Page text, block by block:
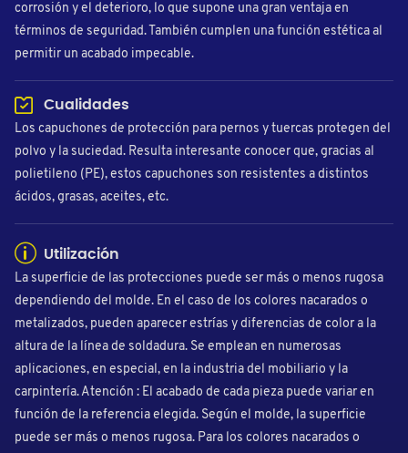
corrosión y el deterioro, lo que supone una gran ventaja en
términos de seguridad. También cumplen una función estética al
permitir un acabado impecable.
Cualidades
Los capuchones de protección para pernos y tuercas protegen del
polvo y la suciedad. Resulta interesante conocer que, gracias al
polietileno (PE), estos capuchones son resistentes a distintos
ácidos, grasas, aceites, etc.
Utilización
La superficie de las protecciones puede ser más o menos rugosa
dependiendo del molde. En el caso de los colores nacarados o
metalizados, pueden aparecer estrías y diferencias de color a la
altura de la línea de soldadura. Se emplean en numerosas
aplicaciones, en especial, en la industria del mobiliario y la
carpintería. Atención : El acabado de cada pieza puede variar en
función de la referencia elegida. Según el molde, la superficie
puede ser más o menos rugosa. Para los colores nacarados o